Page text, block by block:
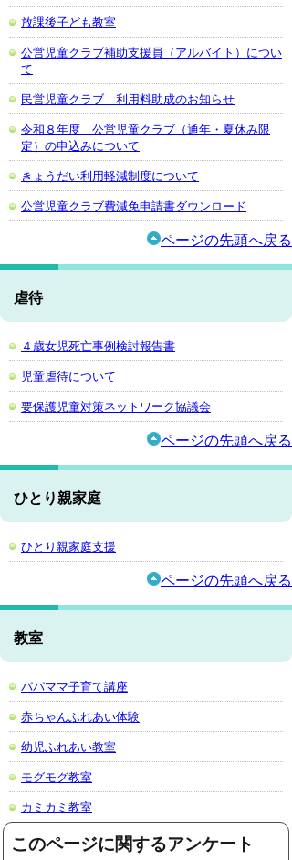
放課後子ども教室
公営児童クラブ補助支援員（アルバイト）につい
て
民営児童クラブ 利用料助成のお知らせ
令和８年度 公営児童クラブ（通年・夏休み限
定）の申込みについて
きょうだい利用軽減制度について
公営児童クラブ費減免申請書ダウンロード
ページの先頭へ戻る
虐待
４歳女児死亡事例検討報告書
児童虐待について
要保護児童対策ネットワーク協議会
ページの先頭へ戻る
ひとり親家庭
ひとり親家庭支援
ページの先頭へ戻る
教室
パパママ子育て講座
赤ちゃんふれあい体験
幼児ふれあい教室
モグモグ教室
カミカミ教室
このページに関するアンケート